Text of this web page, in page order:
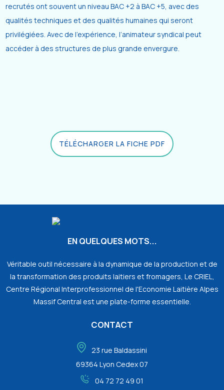
recrutés ont souvent un niveau BAC +2 à BAC +5, avec des
qualités techniques et des qualités humaines qui seront
privilégiées. Avec de l’expérience, l’animateur syndical peut
accéder à des structures de plus grande envergure.
TÉLÉCHARGER LA FICHE PDF
EN QUELQUES MOTS...
Véritable outil nécessaire à la dynamique de la production et de
la transformation des produits laitiers et fromagers, Le CRIEL,
Centre Régional Interprofessionnel de l'Economie Laitière Alpes
Massif Central est une plate-forme essentielle.
CONTACT
23 rue Baldassini
69364 Lyon Cedex 07
04 72 72 49 01